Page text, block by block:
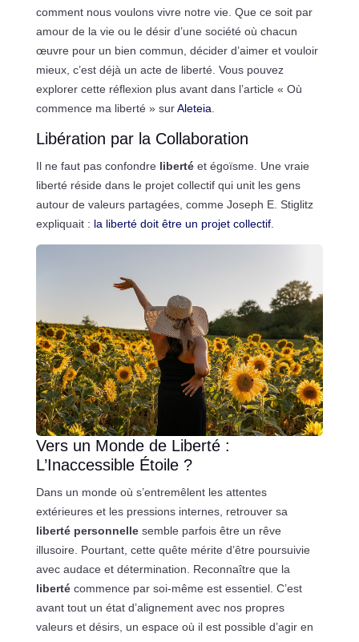
comment nous voulons vivre notre vie. Que ce soit par
amour de la vie ou le désir d’une société où chacun
œuvre pour un bien commun, décider d’aimer et vouloir
mieux, c’est déjà un acte de liberté. Vous pouvez
explorer cette réflexion plus avant dans l’article « Où
commence ma liberté » surAleteia
Libération par la Collaboration
Il ne faut pas confondre libertéet égoïsme. Une vraie
liberté réside dans le projet collectif qui unit les gens
autour de valeurs partagées, comme Joseph E. Stiglitz
expliquait : la liberté doit être un projet collectif.
Vers un Monde de Liberté :
L’Inaccessible Étoile ?
Dans un monde où s’entremêlent les attentes
extérieures et les pressions internes, retrouver sa
liberté personnellesemble parfois être un rêve
illusoire. Pourtant, cette quête mérite d’être poursuivie
avec audace et détermination. Reconnaître que la
libertécommence par soi-même est essentiel. C’est
avant tout un état d’alignement avec nos propres
valeurs et désirs, un espace où il est possible d’agir en